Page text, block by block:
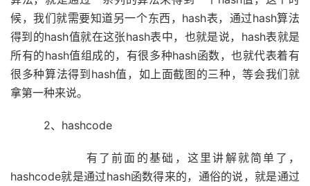
候，我们就需要知道另一个东西，hash表，通过hash算法
得到的hash值就在这张hash表中，也就是说，hash表就是
所有的hash值组成的，有很多种hash函数，也就代表着有
很多种算法得到hash值，如上面截图的三种，等会我们就
拿第一种来说。
2、hashcode
有了前面的基础，这里讲解就简单了，
hashcode就是通过hash函数得来的，通俗的说，就是通过